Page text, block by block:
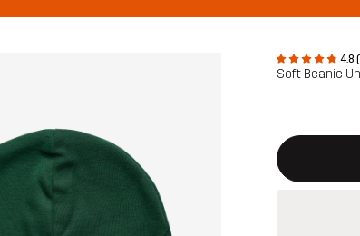
4.8
Soft Beanie
Questo
{{size}} non